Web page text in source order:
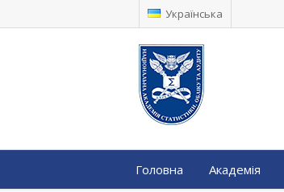
Українська
Головна Академія